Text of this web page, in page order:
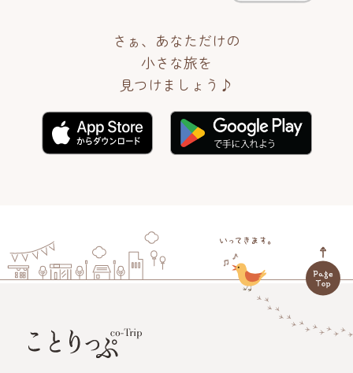
さぁ、あなただけの
小さな旅を
見つけましょう♪